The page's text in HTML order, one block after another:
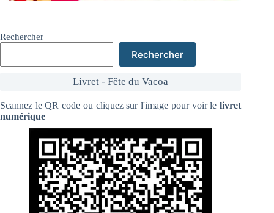
Rechercher
Rechercher
Livret - Fête du Vacoa
Scannez le QR code ou cliquez sur l'image pour voir lelivret
numérique